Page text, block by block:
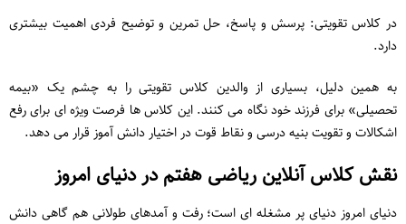
در کلاس تقویتی: پرسش و پاسخ، حل تمرین و توضیح فردی اهمیت بیشتری
دارد.
به همین دلیل، بسیاری از والدین کلاس تقویتی را به چشم یک «بیمه
تحصیلی» برای فرزند خود نگاه می کنند. این کلاس ها فرصت ویژه ای برای رفع
اشکالات و تقویت بنیه درسی و نقاط قوت در اختیار دانش آموز قرار می دهد.
نقش کلاس آنلاین ریاضی هفتم در دنیای امروز
دنیای امروز دنیای پر مشغله ای است؛ رفت ‌و آمدهای طولانی هم گاهی دانش